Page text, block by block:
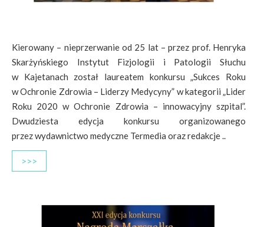
Kierowany – nieprzerwanie od 25 lat – przez prof. Henryka
Skarżyńskiego Instytut Fizjologii i Patologii Słuchu
w Kajetanach został laureatem konkursu „Sukces Roku
w Ochronie Zdrowia – Liderzy Medycyny” w kategorii „Lider
Roku 2020 w Ochronie Zdrowia – innowacyjny szpital”.
Dwudziesta edycja konkursu organizowanego
przez wydawnictwo medyczne Termedia oraz redakcje ..
>>>